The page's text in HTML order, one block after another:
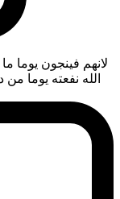
لانهم فينجون يوما
الله نفعته يوما